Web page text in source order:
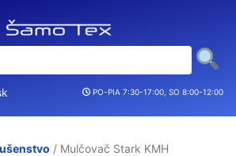
PO-PIA 7:30-17:00, SO 8:00-12:00
/ Mulčovač Stark KMH